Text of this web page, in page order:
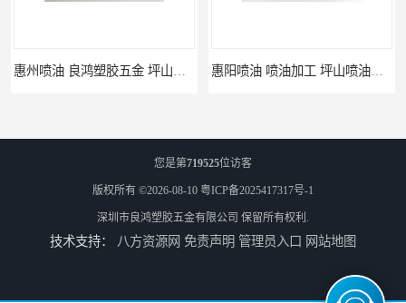
惠阳喷油 喷油加工 坪山喷油加工
坑梓喷油 喷涂加工 惠州电视盒喷涂 坪地喷油 加工厂 坪地手机壳喷油加工厂
您是第719525位访客
版权所有 ©2026-08-10 粤ICP备2025417317号-1
深圳市良鸿塑胶五金有限公司 保留所有权利.
技术支持： 八方资源网 免责声明 管理员入口 网站地图